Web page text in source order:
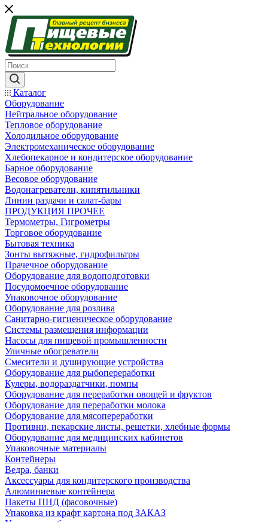
Каталог
Оборудование
Нейтральное оборудование
Тепловое оборудование
Холодильное оборудование
Электромеханическое оборудование
Хлебопекарное и кондитерское оборудование
Барное оборудование
Весовое оборудование
Водонагреватели, кипятильники
Линии раздачи и салат-бары
ПРОДУКЦИЯ ПРОЧЕЕ
Термометры, Гигрометры
Торговое оборудование
Бытовая техника
Зонты вытяжные, гидрофильтры
Прачечное оборудование
Оборудование для водоподготовки
Посудомоечное оборудование
Упаковочное оборудование
Оборудование для розлива
Санитарно-гигиеническое оборудование
Системы размещения информации
Насосы для пищевой промышленности
Уличные обогреватели
Смесители и душирующие устройства
Оборудование для рыбопереработки
Кулеры, водораздатчики, помпы
Оборудование для переработки овощей и фруктов
Оборудование для переработки молока
Оборудование для мясопереработки
Противни, пекарские листы, решетки, хлебные формы
Оборудование для медицинских кабинетов
Упаковочные материалы
Контейнеры
Ведра, банки
Аксессуары для кондитерского производства
Алюминиевые контейнера
Пакеты ПНД (фасовочные)
Упаковка из крафт картона под ЗАКАЗ